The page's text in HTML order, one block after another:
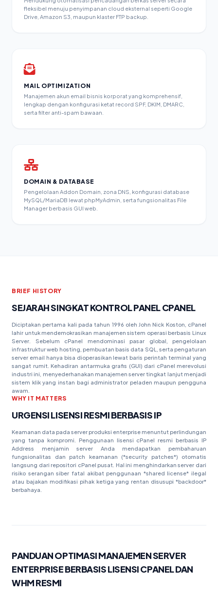
fleksibel menuju penyimpanan cloud eksternal seperti Google
Drive, Amazon S3, maupun klaster FTP backup.
MAIL OPTIMIZATION
Manajemen akun email bisnis korporat yang komprehensif,
lengkap dengan konfigurasi ketat record SPF, DKIM, DMARC,
serta filter anti-spam bawaan.
DOMAIN & DATABASE
Pengelolaan Addon Domain, zona DNS, konfigurasi database
MySQL/MariaDB lewat phpMyAdmin, serta fungsionalitas File
Manager berbasis GUI web.
BRIEF HISTORY
SEJARAH SINGKAT KONTROL PANEL CPANEL
Diciptakan pertama kali pada tahun 1996 oleh John Nick Koston, cPanel
lahir untuk mendemokrasikan manajemen sistem operasi berbasis Linux
Server. Sebelum cPanel mendominasi pasar global, pengelolaan
infrastruktur web hosting, pembuatan basis data SQL, serta pengaturan
server email hanya bisa dioperasikan lewat baris perintah terminal yang
sangat rumit. Kehadiran antarmuka grafis (GUI) dari cPanel merevolusi
industri ini, menyederhanakan manajemen server tingkat lanjut menjadi
sistem klik yang instan bagi administrator peladen maupun pengguna
awam.
WHY IT MATTERS
URGENSI LISENSI RESMI BERBASIS IP
Keamanan data pada server produksi enterprise menuntut perlindungan
yang tanpa kompromi. Penggunaan lisensi cPanel resmi berbasis IP
Address menjamin server Anda mendapatkan pembaharuan
fungsionalitas dan patch keamanan (*security patches*) otomatis
langsung dari repositori cPanel pusat. Hal ini menghindarkan server dari
risiko serangan siber fatal akibat penggunaan *shared license* ilegal
atau bajakan modifikasi pihak ketiga yang rentan disusupi *backdoor*
berbahaya.
PANDUAN OPTIMASI MANAJEMEN SERVER
ENTERPRISE BERBASIS LISENSI CPANEL DAN
WHM RESMI